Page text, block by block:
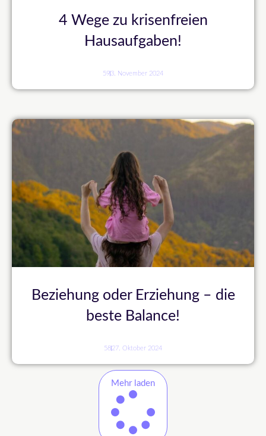
4 Wege zu krisenfreien
Hausaufgaben!
593. November 2024
Beziehung oder Erziehung – die
beste Balance!
5827. Oktober 2024
Mehr laden